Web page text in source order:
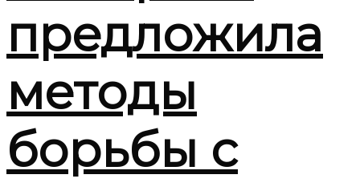
предложила
методы
борьбы с